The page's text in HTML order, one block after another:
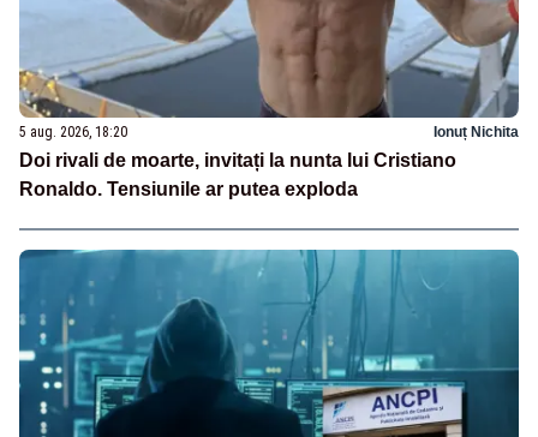
5 aug. 2026, 18:20 Ionuț Nichita
Doi rivali de moarte, invitați la nunta lui Cristiano
Ronaldo. Tensiunile ar putea exploda